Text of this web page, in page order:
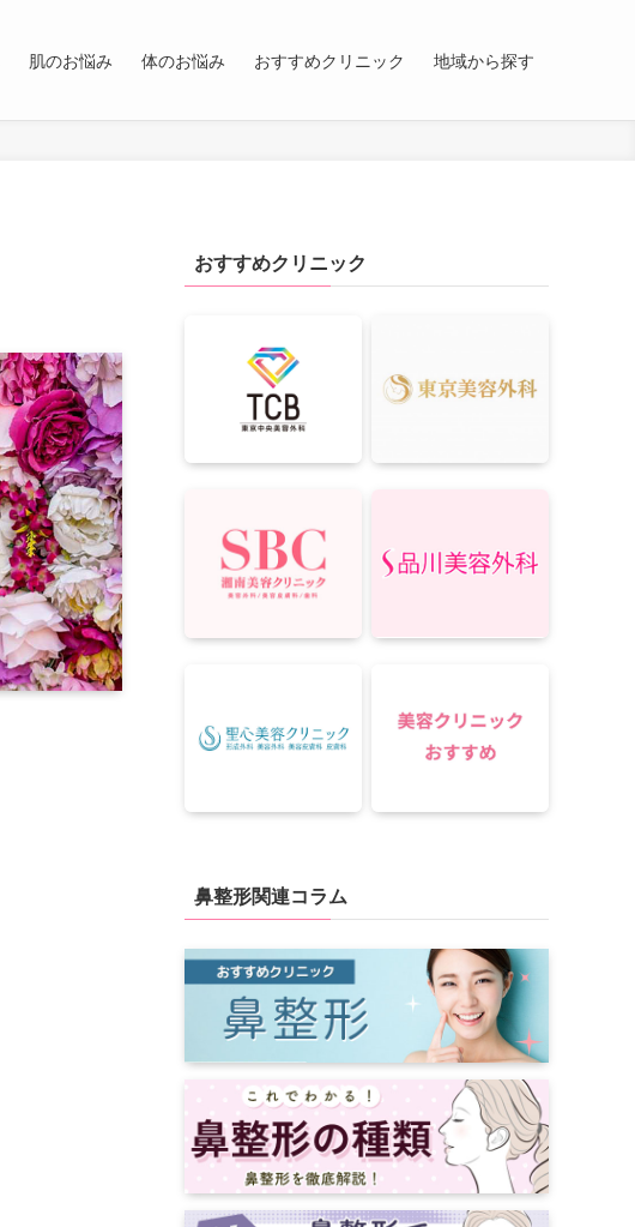
肌のお悩み 体のお悩み おすすめクリニック 地域から探す
おすすめクリニック
鼻整形関連コラム